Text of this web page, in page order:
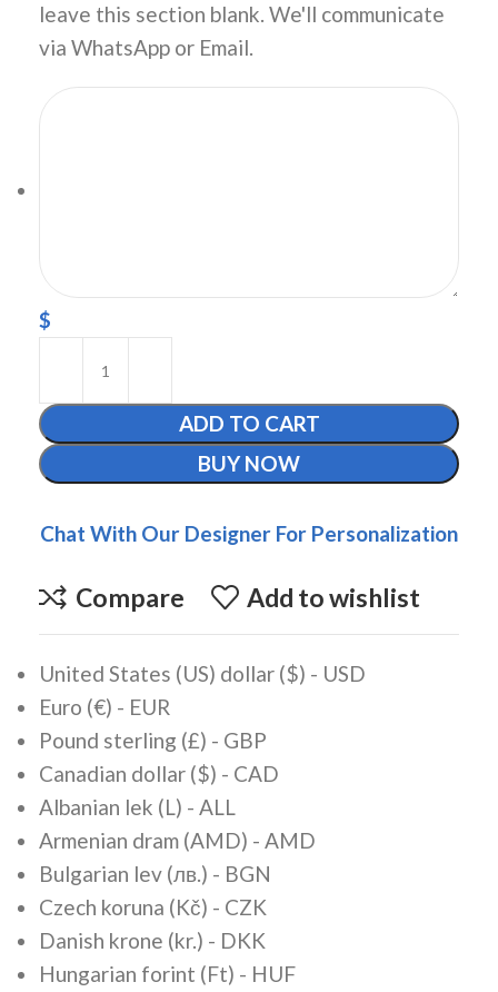
leave this section blank. We'll communicate
via WhatsApp or Email.
$
ADD TO CART
BUY NOW
Chat With Our Designer For Personalization
Compare Add to wishlist
United States (US) dollar ($) - USD
Euro (€) - EUR
Pound sterling (£) - GBP
Canadian dollar ($) - CAD
Albanian lek (L) - ALL
Armenian dram (AMD) - AMD
Bulgarian lev (лв.) - BGN
Czech koruna (Kč) - CZK
Danish krone (kr.) - DKK
Hungarian forint (Ft) - HUF